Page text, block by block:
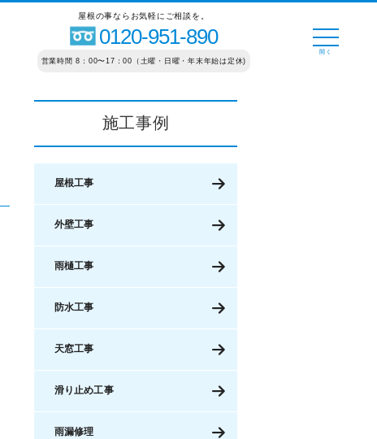
屋根の事ならお気軽にご相談を。
0120-951-890
営業時間 8：00〜17：00（土曜・日曜・年末年始は定休)
施工事例
屋根工事
外壁工事
雨樋工事
防水工事
天窓工事
滑り止め工事
雨漏修理